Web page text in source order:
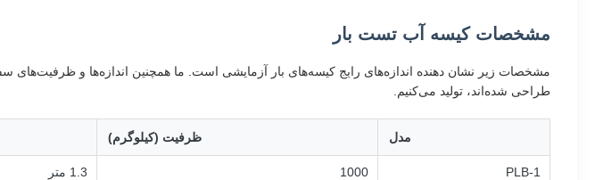
مشخصات کیسه آب تست بار
مشخصات زیر نشان دهنده اندازه‌های رایج کیسه‌های بار آزمایشی است. ما همچنین اندازه‌ها و ظرفیت‌های
طراحی شده‌اند، تولید می‌کنیم.
مدل ظرفیت (کیلوگرم)
PLB-1
1000 1.3 متر